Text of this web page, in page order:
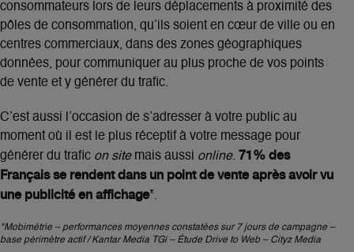
consommateurs lors de leurs déplacements à proximité des
pôles de consommation, qu’ils soient en cœur de ville ou en
centres commerciaux, dans des zones géographiques
données, pour communiquer au plus proche de vos points
de vente et y générer du trafic.
C’est aussi l’occasion de s’adresser à votre public au
moment où il est le plus réceptif à votre message pour
générer du trafic on sitemais aussi online. 71% des
Français se rendent dans un point de vente après avoir vu
une publicité en affichage*.
*Mobimétrie – performances moyennes constatées sur 7 jours de campagne –
base périmètre actif / Kantar Media TGi – Étude Drive to Web – Cityz Media